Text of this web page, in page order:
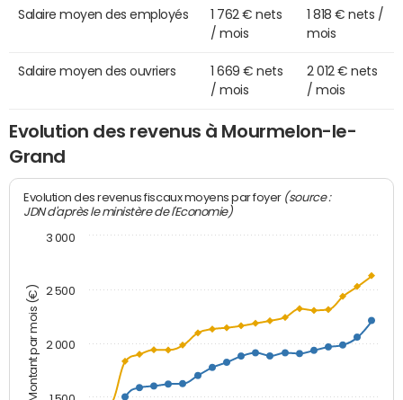
Salaire moyen des employés
1 762 € nets
/ mois
1 818 € nets /
mois
Salaire moyen des ouvriers
1 669 € nets
/ mois
2 012 € nets
/ mois
Evolution des revenus à Mourmelon-le-
Grand
Montant par mois (€)
Evolution des revenus fiscaux moyens par foyer (source :
JDN d'après le ministère de l'Economie)
2 000
2 500
3 000